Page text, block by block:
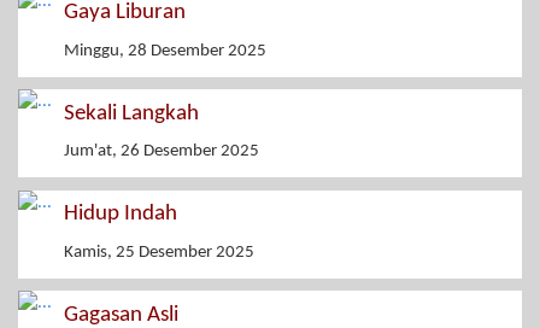
Gaya Liburan
Minggu, 28 Desember 2025
Sekali Langkah
Jum'at, 26 Desember 2025
Hidup Indah
Kamis, 25 Desember 2025
Gagasan Asli